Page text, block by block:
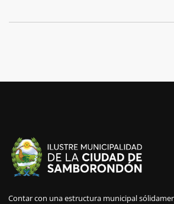
Contar con una estructura municipal